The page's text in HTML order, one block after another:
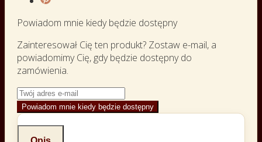
Powiadom mnie kiedy będzie dostępny
Zainteresował Cię ten produkt? Zostaw e-mail, a
powiadomimy Cię, gdy będzie dostępny do
zamówienia.
Powiadom mnie kiedy będzie dostępny